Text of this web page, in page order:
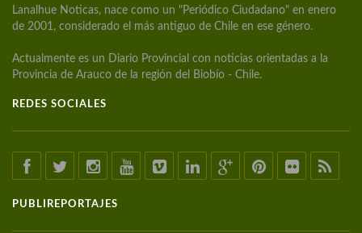
Lanalhue Noticas, nace como un "Periódico Ciudadano" en enero
de 2001, considerado el más antiguo de Chile en ese género.
Actualmente es un Diario Provincial con noticias orientadas a la
Provincia de Arauco de la región del Biobío - Chile.
REDES SOCIALES
PUBLIREPORTAJES